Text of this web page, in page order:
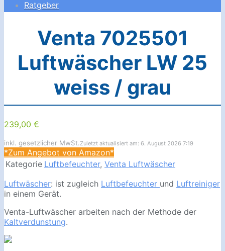
Ratgeber
Venta 7025501
Luftwäscher LW 25
weiss / grau
239,00 €
inkl. gesetzlicher MwSt.Zuletzt aktualisiert am: 6. August 2026 7:19
*Zum Angebot von Amazon*
Kategorie Luftbefeuchter, Venta Luftwäscher
Luftwäscher: ist zugleich Luftbefeuchter und Luftreiniger
in einem Gerät.
Venta-Luftwäscher arbeiten nach der Methode der
Kaltverdunstung.